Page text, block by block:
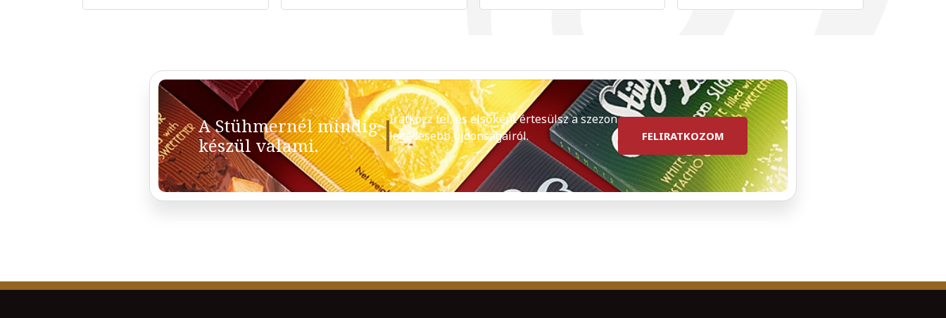
A Stühmernél mindig
készül valami.
Iratkozz fel, és elsőként értesülsz a szezon
legédesebb újdonságairól.
FELIRATKOZOM